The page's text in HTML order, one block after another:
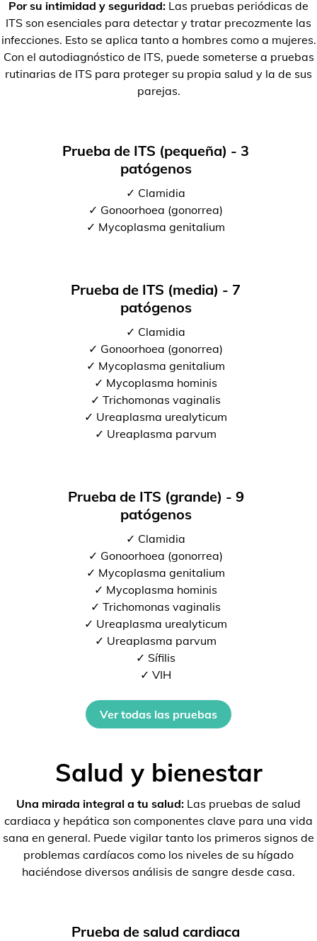
Por su intimidad y seguridad: Las pruebas periódicas de
ITS son esenciales para detectar y tratar precozmente las
infecciones. Esto se aplica tanto a hombres como a mujeres.
Con el autodiagnóstico de ITS, puede someterse a pruebas
rutinarias de ITS para proteger su propia salud y la de sus
parejas.
Prueba de ITS (pequeña) - 3
patógenos
✓ Clamidia
✓ Gonoorhoea (gonorrea)
✓ Mycoplasma genitalium
Prueba de ITS (media) - 7
patógenos
✓ Clamidia
✓ Gonoorhoea (gonorrea)
✓ Mycoplasma genitalium
✓ Mycoplasma hominis
✓ Trichomonas vaginalis
✓ Ureaplasma urealyticum
✓ Ureaplasma parvum
Prueba de ITS (grande) - 9
patógenos
✓ Clamidia
✓ Gonoorhoea (gonorrea)
✓ Mycoplasma genitalium
✓ Mycoplasma hominis
✓ Trichomonas vaginalis
✓ Ureaplasma urealyticum
✓ Ureaplasma parvum
✓ Sífilis
✓ VIH
Ver todas las pruebas
Salud y bienestar
Una mirada integral a tu salud: Las pruebas de salud
cardiaca y hepática son componentes clave para una vida
sana en general. Puede vigilar tanto los primeros signos de
problemas cardíacos como los niveles de su hígado
haciéndose diversos análisis de sangre desde casa.
Prueba de salud cardiaca